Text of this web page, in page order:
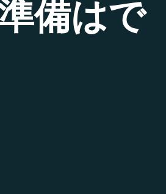
備はで